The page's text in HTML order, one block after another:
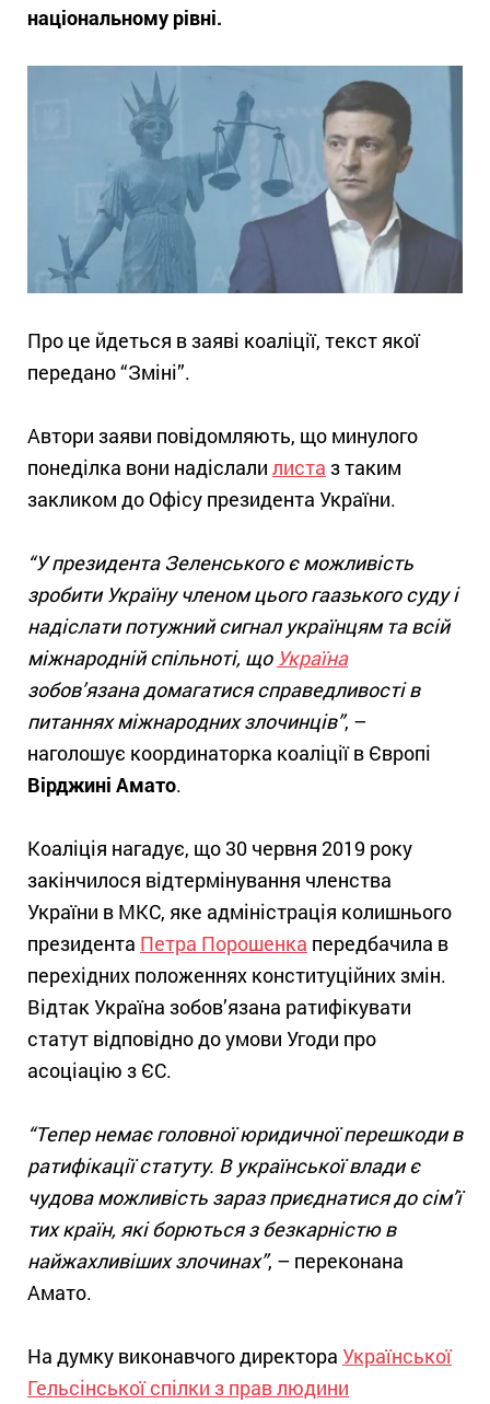
національному рівні.
Про це йдеться в заяві коаліції, текст якої
передано “Зміні”.
Автори заяви повідомляють, що минулого
понеділка вони надіслали листа з таким
закликом до Офісу президента України.
“У президента Зеленського є можливість
зробити Україну членом цього гаазького суду і
надіслати потужний сигнал українцям та всій
міжнародній спільноті, що Україна
зобов’язана домагатися справедливості в
питаннях міжнародних злочинців”, –
наголошує координаторка коаліції в Європі
Вірджині Амато.
Коаліція нагадує, що 30 червня 2019 року
закінчилося відтермінування членства
України в МКС, яке адміністрація колишнього
президента Петра Порошенка передбачила в
перехідних положеннях конституційних змін.
Відтак Україна зобов’язана ратифікувати
статут відповідно до умови Угоди про
асоціацію з ЄС.
“Тепер немає головної юридичної перешкоди в
ратифікації статуту. В української влади є
чудова можливість зараз приєднатися до сім’ї
тих країн, які борються з безкарністю в
найжахливіших злочинах”, – переконана
Амато.
На думку виконавчого директора Української
Гельсінської спілки з прав людини